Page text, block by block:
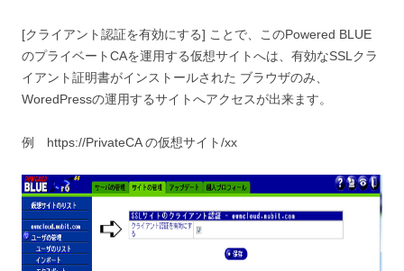
[クライアント認証を有効にする] ことで、このPowered BLUE
のプライベートCAを運用する仮想サイトへは、有効なSSLクラ
イアント証明書がインストールされた ブラウザのみ、
WoredPressの運用するサイトへアクセスが出来ます。
例 https://PrivateCA の仮想サイト/xx